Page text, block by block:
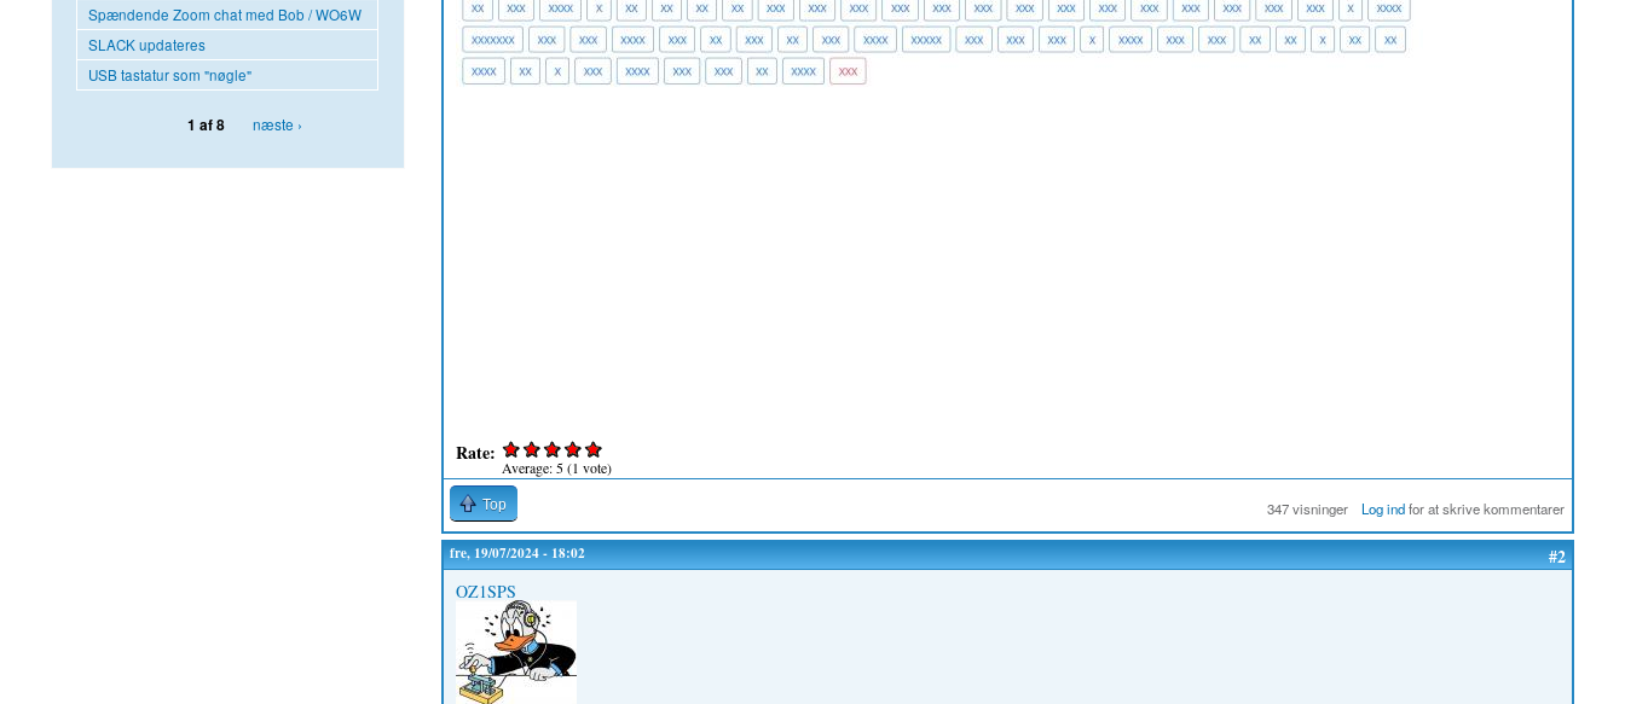
Rate:
Average:5 (1 vote)
Top 347 visninger Log indfor at skrive kommentarer
fre, 19/07/2024 - 18:02 #2
OZ1SPS
Spændende Zoom chat med Bob / WO6W
SLACK updateres
USB tastatur som "nøgle"
1 af 8 næste ›